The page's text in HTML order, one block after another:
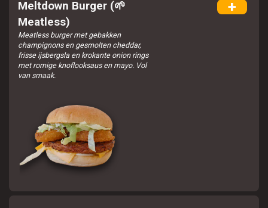
Meltdown Burger (🌱
Meatless)
Meatless burger met gebakken
champignons en gesmolten cheddar,
frisse ijsbergsla en krokante onion rings
met romige knoflooksaus en mayo. Vol
van smaak.
+